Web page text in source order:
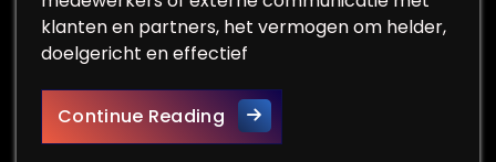
klanten en partners, het vermogen om helder,
doelgericht en effectief
Continue ReadingHet Belang van Effectieve